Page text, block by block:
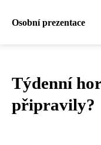
Osobní prezentace
Týdenní
připravily?